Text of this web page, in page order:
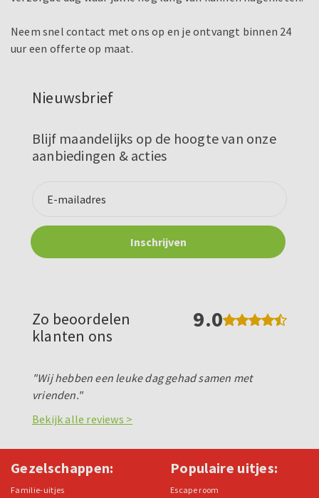
Neem snel contact met ons op en je ontvangt binnen 24
uur een offerte op maat.
Nieuwsbrief
Blijf maandelijks op de hoogte van onze
aanbiedingen & acties
Zo beoordelen
klanten ons
9.0
"Wij hebben een leuke dag gehad samen met
vrienden."
Bekijk alle reviews >
Gezelschappen:
Familie-uitjes
Populaire uitjes:
Escape room